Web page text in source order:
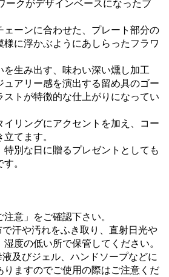
クがデザインベースになったブ
ェーンに合わせた、プレート部分の
に浮かぶようにあしらったフラワ
を生み出す、味わい深い燻し加工
ュアリー感を演出する留め具のゴー
ストが特徴的な仕上がりになってい
リングにアクセントを加え、コー
てます。
別な日に贈るプレゼントとしても
。
意」をご確認下さい。
汗や汚れをふき取り、直射日光や
度の低い所で保管してください。
及びジェル、ハンドソープなどに
りますのでご使用の際はご注意くだ